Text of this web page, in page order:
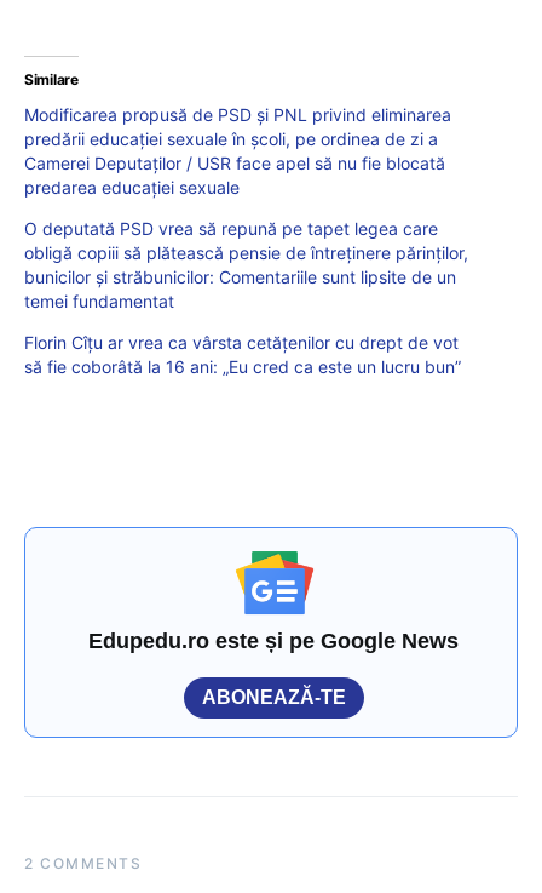
Similare
Modificarea propusă de PSD și PNL privind eliminarea
predării educației sexuale în școli, pe ordinea de zi a
Camerei Deputaților / USR face apel să nu fie blocată
predarea educației sexuale
O deputată PSD vrea să repună pe tapet legea care
obligă copiii să plătească pensie de întreținere părinților,
bunicilor și străbunicilor: Comentariile sunt lipsite de un
temei fundamentat
Florin Cîțu ar vrea ca vârsta cetățenilor cu drept de vot
să fie coborâtă la 16 ani: „Eu cred ca este un lucru bun”
Edupedu.ro este și pe Google News
ABONEAZĂ-TE
2 COMMENTS